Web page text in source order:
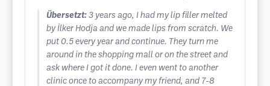
Übersetzt: 3 years ago, I had my lip filler melted
by İlker Hodja and we made lips from scratch. We
put 0.5 every year and continue. They turn me
around in the shopping mall or on the street and
ask where I got it done. I even went to another
clinic once to accompany my friend, and 7-8